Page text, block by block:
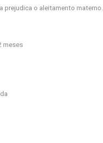
prejudica o aleitamento materno.
meses